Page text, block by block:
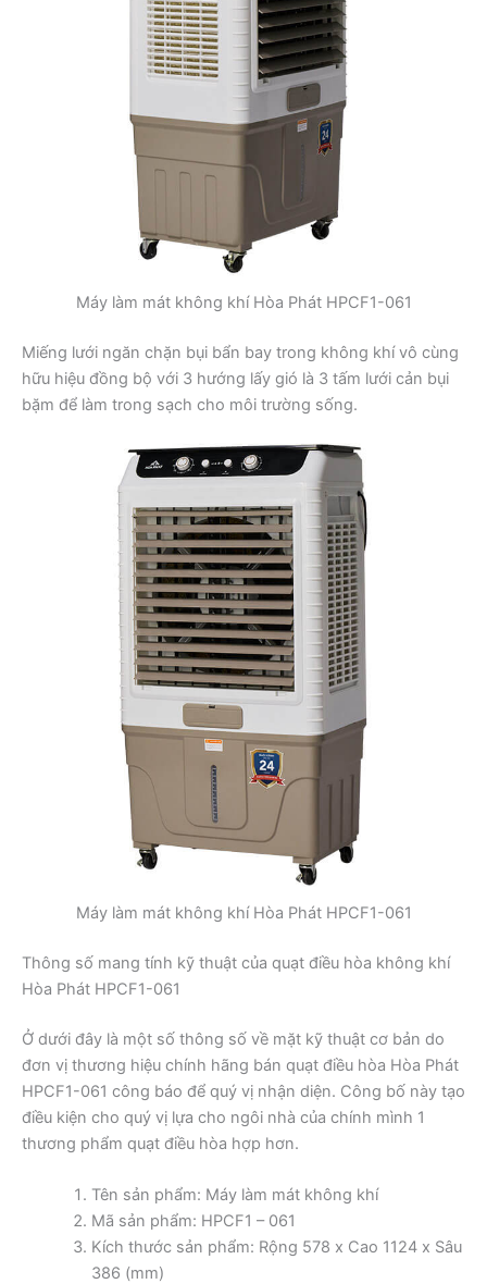
Máy làm mát không khí Hòa Phát HPCF1-061
Miếng lưới ngăn chặn bụi bẩn bay trong không khí vô cùng
hữu hiệu đồng bộ với 3 hướng lấy gió là 3 tấm lưới cản bụi
bặm để làm trong sạch cho môi trường sống.
Máy làm mát không khí Hòa Phát HPCF1-061
Thông số mang tính kỹ thuật của quạt điều hòa không khí
Hòa Phát HPCF1-061
Ở dưới đây là một số thông số về mặt kỹ thuật cơ bản do
đơn vị thương hiệu chính hãng bán quạt điều hòa Hòa Phát
HPCF1-061 công báo để quý vị nhận diện. Công bố này tạo
điều kiện cho quý vị lựa cho ngôi nhà của chính mình 1
thương phẩm quạt điều hòa hợp hơn.
Tên sản phẩm: Máy làm mát không khí
Mã sản phẩm: HPCF1 – 061
Kích thước sản phẩm: Rộng 578 x Cao 1124 x Sâu
386 (mm)